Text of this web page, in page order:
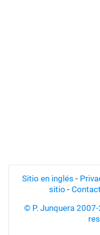
Sitio en inglés -
sitio -
© P. Junquera